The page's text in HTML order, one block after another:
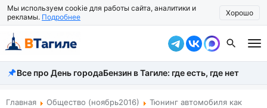
Мы используем cookie для работы сайта, аналитики и
рекламы. Подробнее Хорошо
Все новости
Происшествия
Все про День городаБензин в Тагиле: где есть, где нет
Главная Общество (ноябрь2016)
Тюнинг автомобиля как